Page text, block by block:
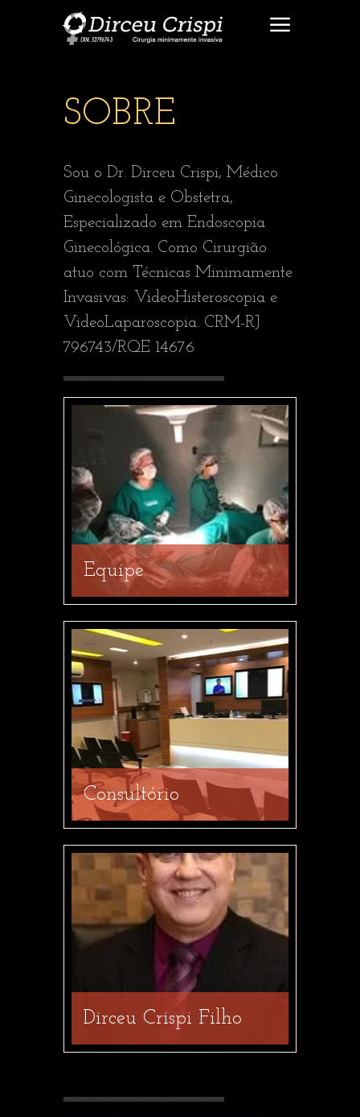
SOBRE
Sou o Dr. Dirceu Crispi, Médico
Ginecologista e Obstetra,
Especializado em Endoscopia
Ginecológica. Como Cirurgião
atuo com Técnicas Minimamente
Invasivas: VideoHisteroscopia e
VideoLaparoscopia. CRM-RJ
796743/RQE 14676
Equipe
Consultório
Dirceu Crispi Filho